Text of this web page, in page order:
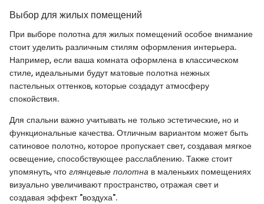
Выбор для жилых помещений
При выборе полотна для жилых помещений особое внимание
стоит уделить различным стилям оформления интерьера.
Например, если ваша комната оформлена в классическом
стиле, идеальными будут матовые полотна нежных
пастельных оттенков, которые создадут атмосферу
спокойствия.
Для спальни важно учитывать не только эстетические, но и
функциональные качества. Отличным вариантом может быть
сатиновое полотно, которое пропускает свет, создавая мягкое
освещение, способствующее расслаблению. Также стоит
упомянуть, что глянцевые полотна в маленьких помещениях
визуально увеличивают пространство, отражая свет и
создавая эффект "воздуха".